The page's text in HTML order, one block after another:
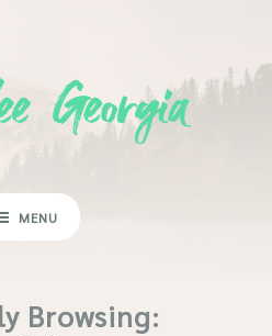
MENU
Browsing: